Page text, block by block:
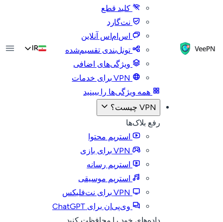
کلید قطع
نت‌گارد
اس‌ام‌اس آنلاین
تونل‌بندی تقسیم‌شده
ویژگی‌های اضافی
VPN برای خدمات
همه ویژگی‌ها را ببینید
VPN چیست؟
رفع بلاک‌ها
استریم محتوا
VPN برای بازی
استریم رسانه
استریم موسیقی
VPN برای نت‌فلیکس
وی‌پی‌ان برای ChatGPT
IR